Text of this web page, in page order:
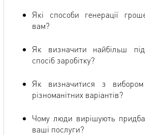
Які способи генерації
вам?
Як визначити найбільш
спосіб заробітку?
Як визначитися з
різноманітних варіантів?
Чому люди вирішують
ваші послуги?